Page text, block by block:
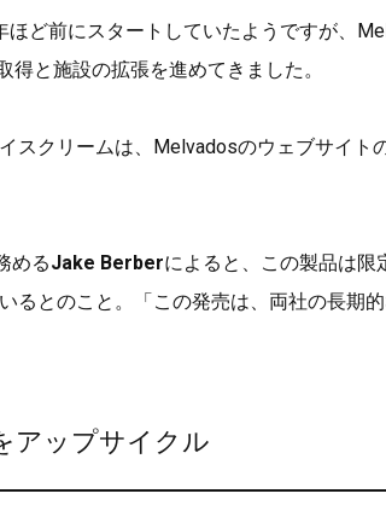
ほど前にスタートしていたようですが、
と施設の拡張を進めてきました。
スクリームは、Melvadosのウェブサイト
めるJake Berberによると、この製品は限
るとのこと。「この発売は、両社の長期
アップサイクル